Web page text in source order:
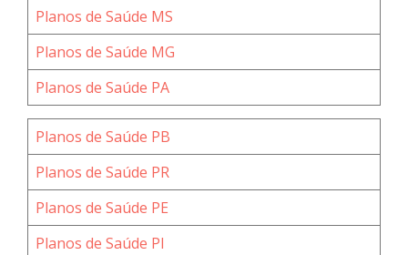
Planos de Saúde MS
Planos de Saúde MG
Planos de Saúde PA
Planos de Saúde PB
Planos de Saúde PR
Planos de Saúde PE
Planos de Saúde PI